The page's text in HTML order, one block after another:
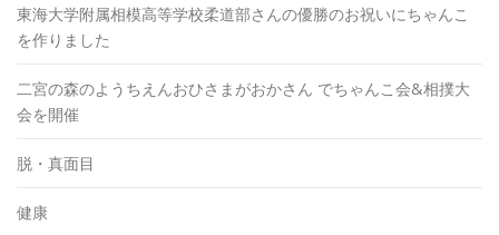
東海大学附属相模高等学校柔道部さんの優勝のお祝いにちゃんこ
を作りました
二宮の森のようちえんおひさまがおかさん でちゃんこ会&相撲大
会を開催
脱・真面目
健康